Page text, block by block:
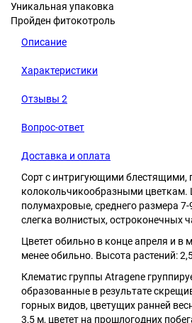
Уникальная упаковка
Пройден фитокотроль
Описание
Характеристики
Отзывы 2
Вопрос-ответ
Доставка и оплата
Сорт с интригующими блестящими,
колокольчикообразными цветкам.
полумахровые, среднего размера 7-
слегка волнистых, остроконечных
Цветет обильно в конце апреля и в
менее обильно. Высота растений:
Клематис группы Atragene
образованные в результате
горных видов, цветущих ранней
3,5 м, цветет на прошлогодних